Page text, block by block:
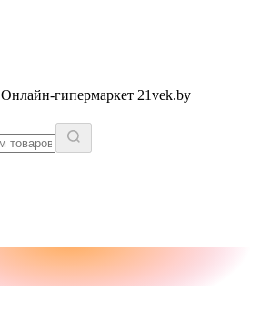
Онлайн-гипермаркет 21vek.by